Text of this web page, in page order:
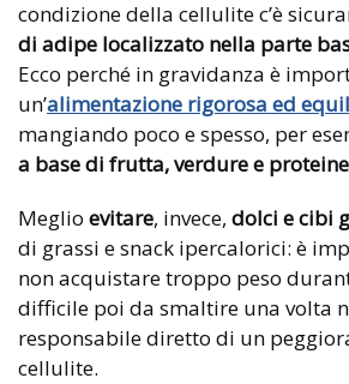
condizione della cellulite c’è
di adipe localizzato nella parte
Ecco perché in gravidanza è
un’alimentazione rigorosa ed
mangiando poco e spesso, per
a base di frutta, verdure e
Meglio evitare, invece, dolci e cibi
di grassi e snack ipercalorici: è
non acquistare troppo peso
difficile poi da smaltire una volta
responsabile diretto di un
cellulite.